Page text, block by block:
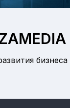
бизнеса